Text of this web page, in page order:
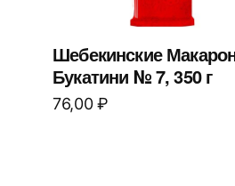
Шебекинские
Букатини № 7, 350 г
76,00₽